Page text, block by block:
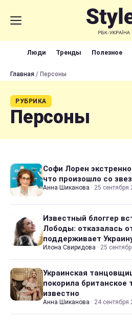
Люди Тренды Полезное
Главная / Персоны
РУБРИКА
Персоны
Софи Лорен
что произошло со
Анна Шиканова · 25 сентября
Известный блоггер
Лободы: отказалась
поддерживает
Илона Свиридова · 25
Украинская
покорила британское
известно
Анна Шиканова · 24 сентября